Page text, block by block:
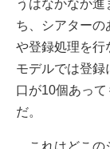
うはなかなか
ち、シアターの
や登録処理を行
モデルでは登録
口が10個あっ
だ。